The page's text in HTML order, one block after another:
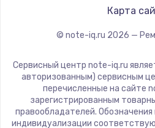
ZTE
Hiper
Evga
Карта
© note-iq.ru 2026 —
Сервисный центр note-iq.ru
авторизованным) сервисным
перечисленные на сайте
зарегистрированным
правообладателей.
индивидуализации